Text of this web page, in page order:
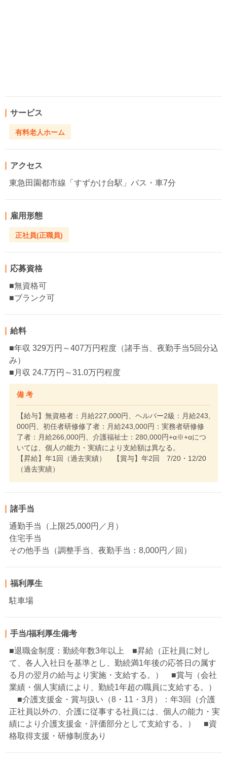
サービス
有料老人ホーム
アクセス
東急田園都市線「すずかけ台駅」バス・車7分
雇用形態
正社員(正職員)
応募資格
■無資格可
■ブランク可
給料
■年収 329万円～407万円程度（諸手当、夜勤手当5回分込
み）
■月収 24.7万円～31.0万円程度
備 考
【給与】無資格者：月給227,000円、ヘルパー2級：月給243,
000円、初任者研修修了者：月給243,000円：実務者研修修
了者：月給266,000円、介護福祉士：280,000円+α※+αにつ
いては、個人の能力・実績により支給額は異なる。
【昇給】年1回（過去実績） 【賞与】年2回 7/20・12/20
（過去実績）
諸手当
通勤手当（上限25,000円／月）
住宅手当
その他手当（調整手当、夜勤手当：8,000円／回）
福利厚生
駐車場
手当/福利厚生備考
■退職金制度：勤続年数3年以上 ■昇給（正社員に対し
て、各人入社日を基準とし、勤続満1年後の応答日の属す
る月の翌月の給与より実施・支給する。） ■賞与（会社
業績・個人実績により、勤続1年超の職員に支給する。）
■介護支援金・賞与扱い（8・11・3月）：年3回（介護
正社員以外の、介護に従事する社員には、個人の能力・実
績により介護支援金・評価部分として支給する。） ■資
格取得支援・研修制度あり